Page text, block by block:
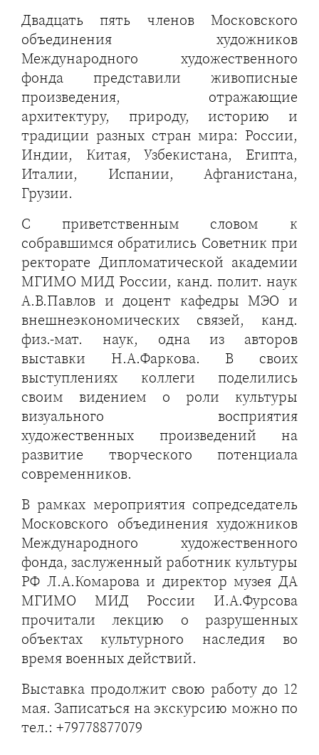
Двадцать пять членов Московского
объединения художников
Международного художественного
фонда представили живописные
произведения, отражающие
архитектуру, природу, историю и
традиции разных стран мира: России,
Индии, Китая, Узбекистана, Египта,
Италии, Испании, Афганистана,
Грузии.
С приветственным словом к
собравшимся обратились Советник при
ректорате Дипломатической академии
МГИМО МИД России, канд. полит. наук
А.В.Павлов и доцент кафедры МЭО и
внешнеэкономических связей, канд.
физ.-мат. наук, одна из авторов
выставки Н.А.Фаркова. В своих
выступлениях коллеги поделились
своим видением о роли культуры
визуального восприятия
художественных произведений на
развитие творческого потенциала
современников.
В рамках мероприятия сопредседатель
Московского объединения художников
Международного художественного
фонда, заслуженный работник культуры
РФ Л.А.Комарова и директор музея ДА
МГИМО МИД России И.А.Фурсова
прочитали лекцию о разрушенных
объектах культурного наследия во
время военных действий.
Выставка продолжит свою работу до 12
мая. Записаться на экскурсию можно по
тел.: +79778877079